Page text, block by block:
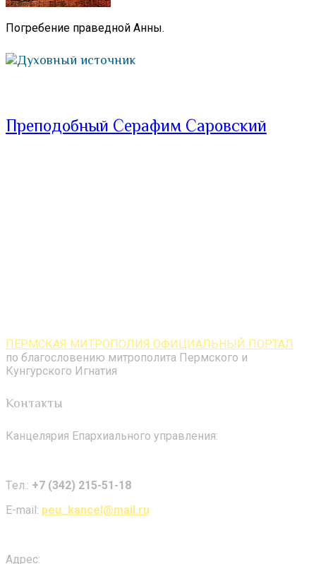
Погребение праведной Анны.
Духовный источник
Преподобный Серафим Саровский
ПЕРМСКАЯ МИТРОПОЛИЯ ОФИЦИАЛЬНЫЙ ПОРТАЛ
по благословению митрополита Пермского и
Кунгурского Игнатия
Контакты
Канцелярия Епархиального управления:
Tел.: +7 (342) 215-51-18
E-mail: peu_kancel@mail.ru
Адрес: